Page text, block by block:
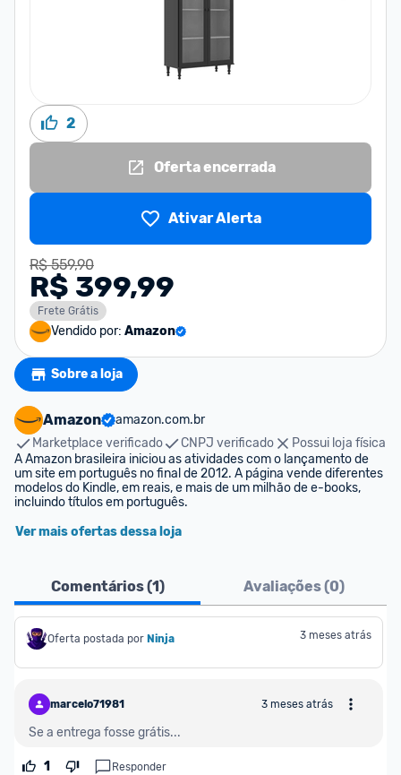
2
Oferta encerrada
Ativar Alerta
R$ 559,90
R$ 399,99
Frete Grátis
Vendido por: Amazon
Sobre a loja
Amazon
amazon.com.br
Marketplace verificado
CNPJ verificado
Possui loja física
A Amazon brasileira iniciou as atividades com o lançamento de
um site em português no final de 2012. A página vende diferentes
modelos do Kindle, em reais, e mais de um milhão de e-books,
incluindo títulos em português.
Ver mais ofertas dessa loja
Comentários (1) Avaliações (0)
Oferta postada por Ninja 3 meses atrás
marcelo71981 3 meses atrás
Se a entrega fosse grátis...
1 Responder